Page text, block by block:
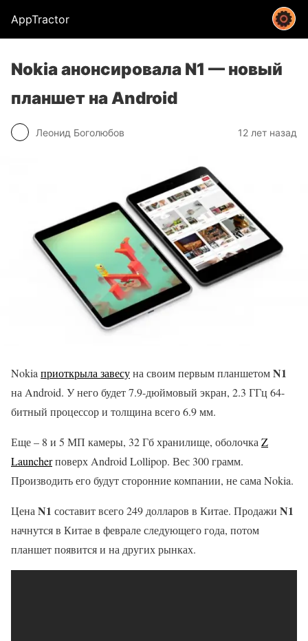
AppTractor
Nokia анонсировала N1 — новый
планшет на Android
Леонид Боголюбов 12 лет назад
Nokia приоткрыла завесуна своим первым планшетомN1
на Android. У него будет 7.9-дюймовый экран, 2.3 ГГц 64-
битный процессор и толщина всего 6.9 мм.
Еще – 8 и 5 МП камеры, 32 Гб хранилище, оболочка Z
Launcherповерх Android Lollipop. Вес 300 грамм.
Производить его будут сторонние компании, не сама Nokia.
Цена N1 составит всего 249 долларов в Китае. Продажи N1
начнутся в Китае в феврале следующего года, потом
планшет появится и на других рынках.